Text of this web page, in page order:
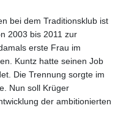
bei dem Traditionsklub ist
2003 bis 2011 zur
erste Frau im
Kuntz hatte seinen Job
Die Trennung sorgte im
Nun soll Krüger
der ambitionierten